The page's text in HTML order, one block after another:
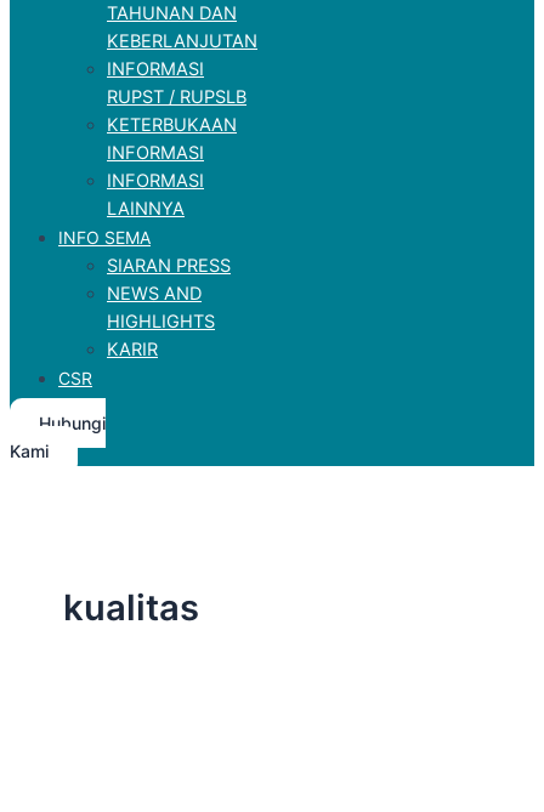
TAHUNAN DAN
KEBERLANJUTAN
INFORMASI
RUPST / RUPSLB
KETERBUKAAN
INFORMASI
INFORMASI
LAINNYA
INFO SEMA
SIARAN PRESS
NEWS AND
HIGHLIGHTS
KARIR
CSR
Hubungi
Kami
kualitas